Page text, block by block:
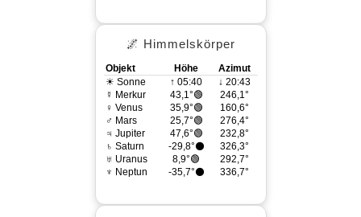
🌌 Himmelskörper
Objekt Höhe
Azimut
☀ Sonne
↑ 05:40
↓ 20:43
☿ Merkur
43,1°🟢
246,1°
♀ Venus
35,9°🟢
160,6°
♂ Mars
25,7°🟢
276,4°
♃ Jupiter
47,6°🟢
232,8°
♄ Saturn
-29,8°⚫
326,3°
♅ Uranus
8,9°🟢
292,7°
♆ Neptun
-35,7°⚫ 336,7°